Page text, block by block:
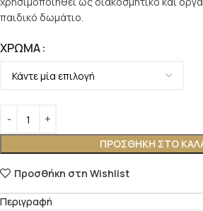
παιδικό δωμάτιο.
ΧΡΏΜΑ
ΠΡΟΣΘΉΚΗ ΣΤΟ
Προσθήκη στη Wishlist
Περιγραφή